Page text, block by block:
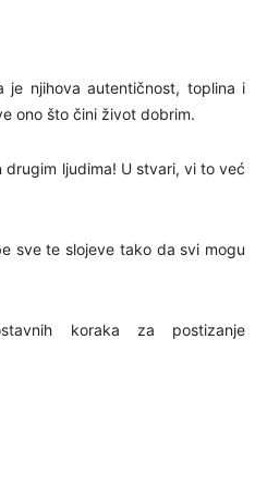
je njihova autentičnost, toplina i
ono što čini život dobrim.
ljudima! U stvari, vi to već
sve te slojeve tako da svi mogu
koraka za postizanje